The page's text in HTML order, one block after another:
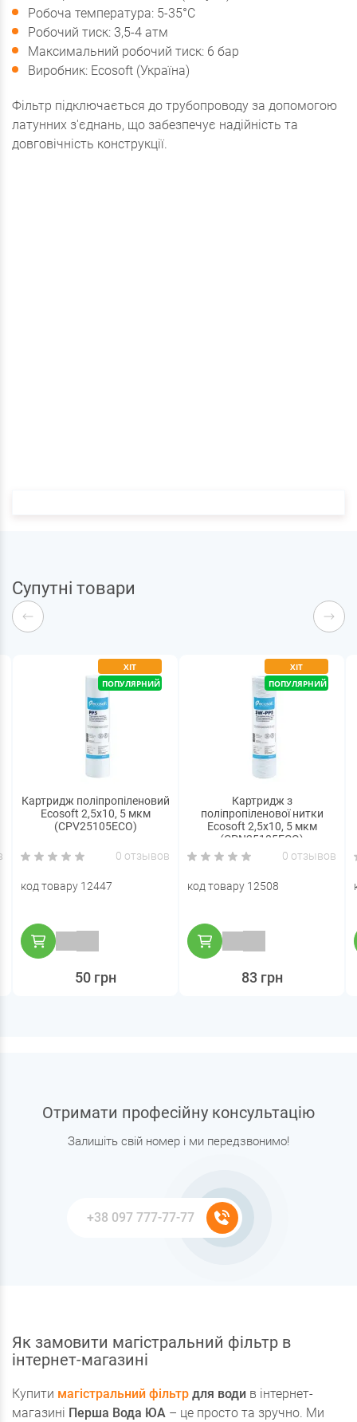
Робоча температура: 5-35°C
Робочий тиск: 3,5-4 атм
Максимальний робочий тиск: 6 бар
Виробник: Ecosoft (Україна)
Фільтр підключається до трубопроводу за допомогою
латунних з'єднань, що забезпечує надійність та
довговічність конструкції.
Супутні товари
ХІТ
ПОПУЛЯРНИЙ
Картридж поліпропіленовий
Ecosoft 2,5x10, 5 мкм
(CPV25105ECO)
0 отзывов
код товару 12447
50 грн
ХІТ
ПОПУЛЯРНИЙ
Картридж з
поліпропіленової нитки
Ecosoft 2,5x10, 5 мкм
(CPN25105ECO)
0 отзывов
код товару 12508
83 грн
Отримати професійну консультацію
Залишіть свій номер і ми передзвонимо!
Як замовити магістральний фільтр в
інтернет-магазині
Купити магістральний фільтр для води в інтернет-
магазині Перша Вода ЮА – це просто та зручно. Ми